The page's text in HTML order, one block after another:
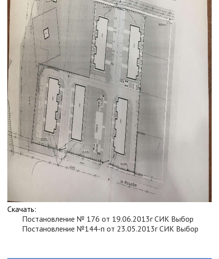
Скачать:
Постановление № 176 от 19.06.2013г СИК Выбор
Постановление №144-п от 23.05.2013г СИК Выбор